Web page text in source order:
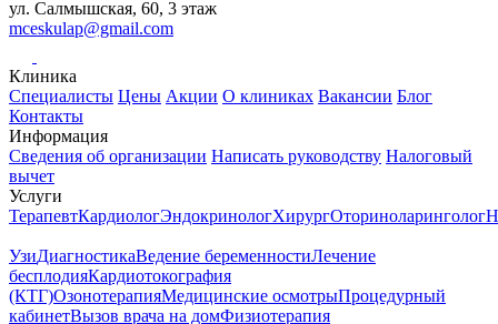
ул. Салмышская, 60, 3 этаж
mceskulap@gmail.com
Клиника
Специалисты Цены Акции О клиниках Вакансии Блог
Контакты
Информация
Сведения об организации Написать руководству Налоговый
вычет
Услуги
ТерапевтКардиологЭндокринологХирургОториноларинголог
УзиДиагностикаВедение беременностиЛечение
бесплодияКардиотокография
(КТГ)ОзонотерапияМедицинские осмотрыПроцедурный
кабинетВызов врача на домФизиотерапия